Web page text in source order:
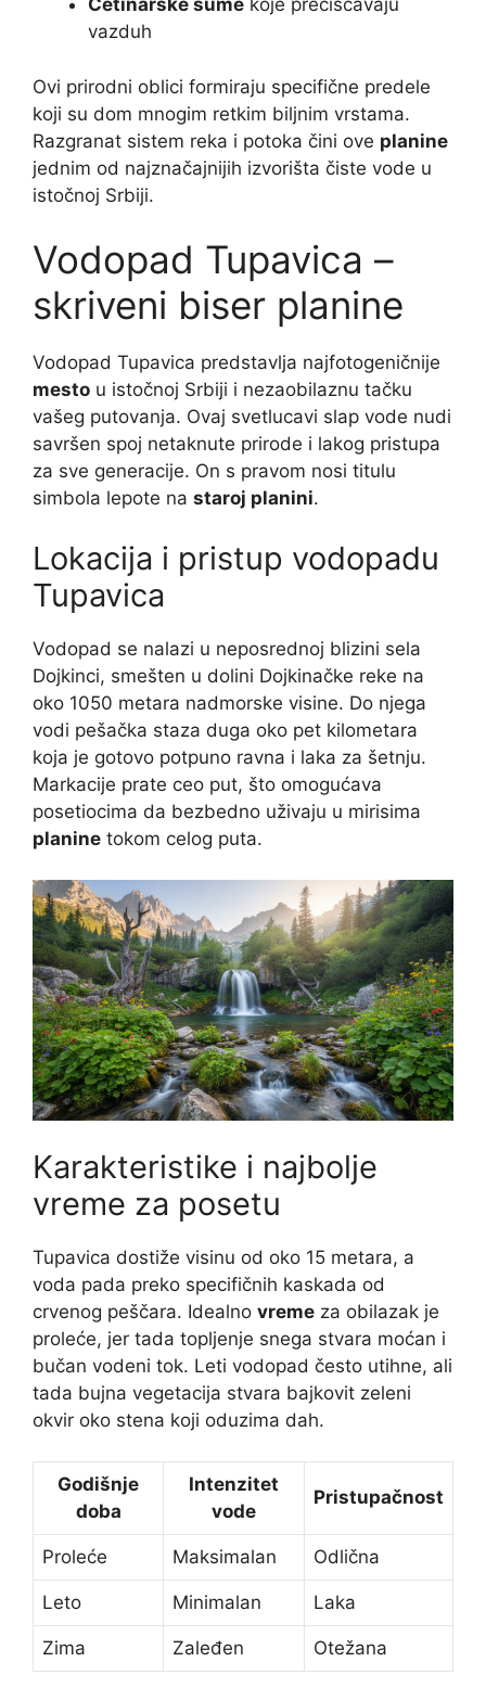
Četinarske šume koje prečišćavaju
vazduh
Ovi prirodni oblici formiraju specifične predele
koji su dom mnogim retkim biljnim vrstama.
Razgranat sistem reka i potoka čini ove planine
jednim od najznačajnijih izvorišta čiste vode u
istočnoj Srbiji.
Vodopad Tupavica –
skriveni biser planine
Vodopad Tupavica predstavlja najfotogeničnije
mesto u istočnoj Srbiji i nezaobilaznu tačku
vašeg putovanja. Ovaj svetlucavi slap vode nudi
savršen spoj netaknute prirode i lakog pristupa
za sve generacije. On s pravom nosi titulu
simbola lepote na staroj planini.
Lokacija i pristup vodopadu
Tupavica
Vodopad se nalazi u neposrednoj blizini sela
Dojkinci, smešten u dolini Dojkinačke reke na
oko 1050 metara nadmorske visine. Do njega
vodi pešačka staza duga oko pet kilometara
koja je gotovo potpuno ravna i laka za šetnju.
Markacije prate ceo put, što omogućava
posetiocima da bezbedno uživaju u mirisima
planine tokom celog puta.
Karakteristike i najbolje
vreme za posetu
Tupavica dostiže visinu od oko 15 metara, a
voda pada preko specifičnih kaskada od
crvenog peščara. Idealno vreme za obilazak je
proleće, jer tada topljenje snega stvara moćan i
bučan vodeni tok. Leti vodopad često utihne, ali
tada bujna vegetacija stvara bajkovit zeleni
okvir oko stena koji oduzima dah.
Godišnje
doba
Intenzitet
vode
Pristupačnost
Proleće Maksimalan Odlična
Leto Minimalan Laka
Zima Zaleđen Otežana